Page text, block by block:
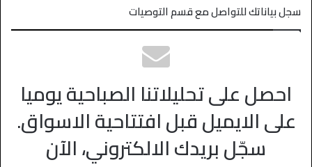
سجل بياناتك للتواصل مع قسم التوصيات
احصل على تحليلاتنا الصباحية يوميا
على الايميل قبل افتتاحية الاسواق.
سجّل بريدك الالكتروني، الآن